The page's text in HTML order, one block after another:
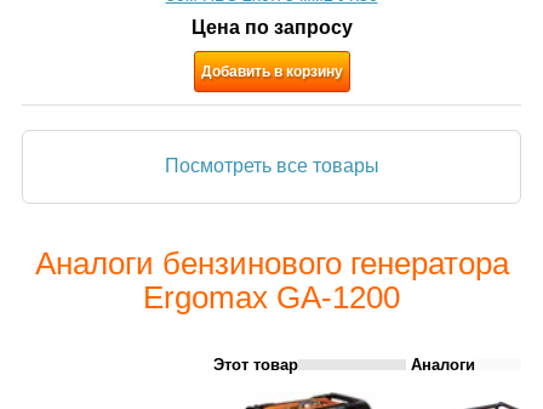
Цена по запросу
Добавить в корзину
Посмотреть все товары
Аналоги бензинового генератора
Ergomax GA-1200
Этот товар Аналоги